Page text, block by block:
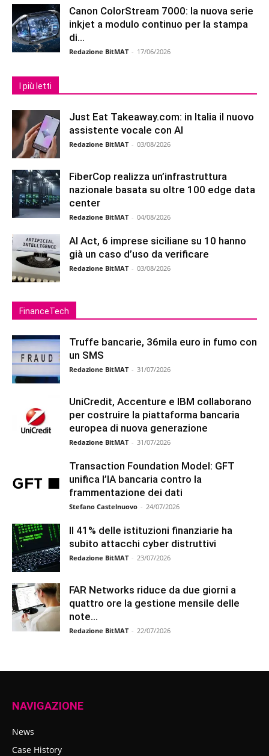
Canon ColorStream 7000: la nuova serie
inkjet a modulo continuo per la stampa
di...
Redazione BitMAT - 17/06/2026
I più letti
Just Eat Takeaway.com: in Italia il nuovo
assistente vocale con AI
Redazione BitMAT - 03/08/2026
FiberCop realizza un’infrastruttura
nazionale basata su oltre 100 edge data
center
Redazione BitMAT - 04/08/2026
AI Act, 6 imprese siciliane su 10 hanno
già un caso d’uso da verificare
Redazione BitMAT - 03/08/2026
FinanceTech
Truffe bancarie, 36mila euro in fumo con
un SMS
Redazione BitMAT - 31/07/2026
UniCredit, Accenture e IBM collaborano
per costruire la piattaforma bancaria
europea di nuova generazione
Redazione BitMAT - 31/07/2026
Transaction Foundation Model: GFT
unifica l’IA bancaria contro la
frammentazione dei dati
Stefano Castelnuovo - 24/07/2026
Il 41% delle istituzioni finanziarie ha
subito attacchi cyber distruttivi
Redazione BitMAT - 23/07/2026
FAR Networks riduce da due giorni a
quattro ore la gestione mensile delle
note...
Redazione BitMAT - 22/07/2026
NAVIGAZIONE
News
Case History